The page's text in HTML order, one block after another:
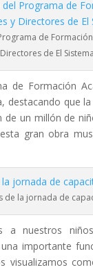
de
de El Sistema
de Formación
destacando que
un millón de
gran obra
de la jornada de
a nuestros
importante